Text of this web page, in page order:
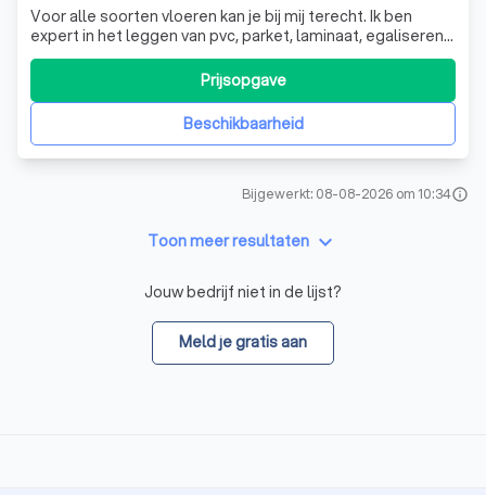
Voor alle soorten vloeren kan je bij mij terecht. Ik ben
expert in het leggen van pvc, parket, laminaat, egaliseren
en nog veel meer. Ik ben open en flexibel.
Beschikbaarheid
Prijsopgave
Bijgewerkt: 08-08-2026 om 10:34info
Toon meer resultaten keyboard_arrow_down
Jouw bedrijf niet in de lijst?
Meld je gratis aan